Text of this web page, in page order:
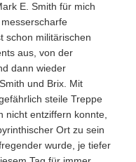
E. Smith für mich
schon militärischen
aus, von der
dann wieder
und Brix. Mit
steile Treppe
nicht entziffern konnte,
Ort zu sein
wurde, je tiefer